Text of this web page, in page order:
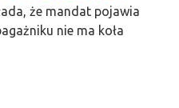
że mandat pojawia
nie ma koła